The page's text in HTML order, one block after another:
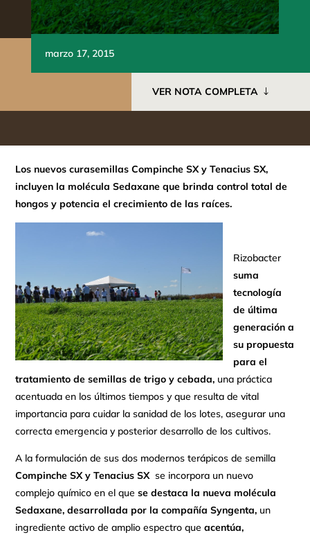
marzo 17, 2015
VER NOTA COMPLETA
Los nuevos curasemillas CompincheSXy TenaciusSX,
incluyen la molécula Sedaxane que brinda control total de
hongos y potencia el crecimiento de las raíces.
Rizobacter
suma
tecnología
de última
generación a
su propuesta
para el
tratamiento de semillas de trigo y cebada, una práctica
acentuada en los últimos tiempos y que resulta de vital
importancia para cuidar la sanidad de los lotes, asegurar una
correcta emergencia y posterior desarrollo de los cultivos.
A la formulación de sus dos modernos terápicos de semilla
Compinche SX y Tenacius SXse incorpora un nuevo
complejo químico en el quese destaca la nueva molécula
Sedaxane, desarrollada por la compañía Syngenta, un
ingrediente activo de amplio espectro queacentúa,